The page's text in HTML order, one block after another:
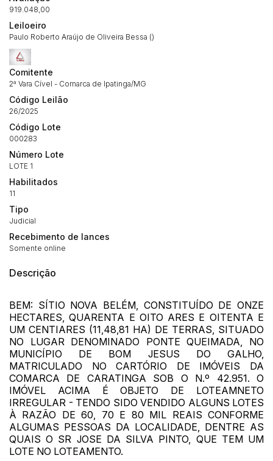
919.048,00
Leiloeiro
Paulo Roberto Araújo de Oliveira Bessa ()
Comitente
2ª Vara Cível - Comarca de Ipatinga/MG
Código Leilão
26/2025
Código Lote
000283
Número Lote
LOTE 1
Habilitados
11
Tipo
Judicial
Recebimento de lances
Somente online
Descrição
BEM: SÍTIO NOVA BELÉM, CONSTITUÍDO DE ONZE
HECTARES, QUARENTA E OITO ARES E OITENTA E
UM CENTIARES (11,48,81 HA) DE TERRAS, SITUADO
NO LUGAR DENOMINADO PONTE QUEIMADA, NO
MUNICÍPIO DE BOM JESUS DO GALHO,
MATRICULADO NO CARTÓRIO DE IMÓVEIS DA
COMARCA DE CARATINGA SOB O N.º 42.951. O
IMÓVEL ACIMA É OBJETO DE LOTEAMNETO
IRREGULAR - TENDO SIDO VENDIDO ALGUNS LOTES
À RAZÃO DE 60, 70 E 80 MIL REAIS CONFORME
ALGUMAS PESSOAS DA LOCALIDADE, DENTRE AS
QUAIS O SR JOSE DA SILVA PINTO, QUE TEM UM
LOTE NO LOTEAMENTO.
(Art. 895, CPC)
14/04/2025 18:43:11 TIAGOFELIPE R$ 1,00
Clique aqui para fazer login
Habilite-se para efetuar lances ou
propostas